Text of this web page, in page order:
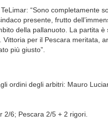
“Sono completamente
presente, frutto
della pallanuoto. La partita è
Vittoria per il Pescara meritata,
più giusto”.
ordini degli arbitri: Mauro
2/6; Pescara 2/5 + 2 rigori.